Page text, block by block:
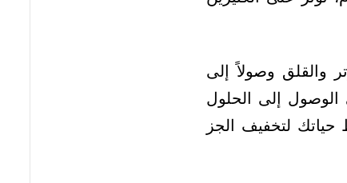
والقلق وصولاً إلى
إلى الحلول
حياتك لتخفيف الجز